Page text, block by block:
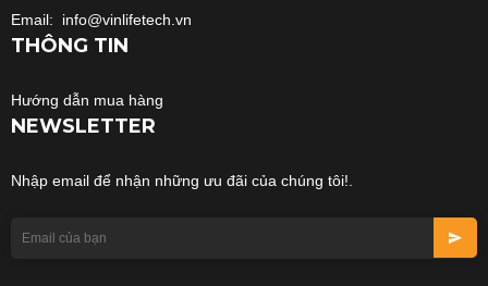
Email: info@vinlifetech.vn
THÔNG TIN
Hướng dẫn mua hàng
NEWSLETTER
Nhập email để nhận những ưu đãi của chúng tôi!.